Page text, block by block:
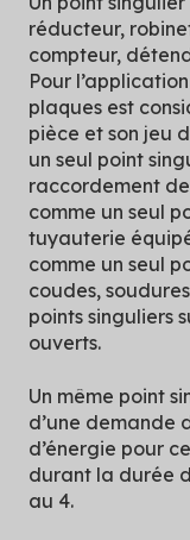
réducteur,
compteur,
Pour
plaques est
pièce et son jeu
un seul point
raccordement
comme un seul
tuyauterie
comme un seul
coudes,
points singuliers
ouverts.
Un même point
d’une demande
d’énergie pour
durant la durée
au 4.